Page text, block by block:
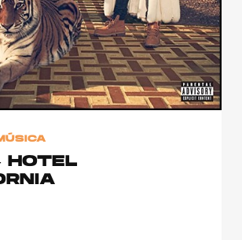
Contacto
Aviso Legal
PROPIEDAD DE UMO agency. TODOS LOS
DERECHOS RESERVADOS.